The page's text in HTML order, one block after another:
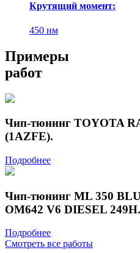
Крутящий момент:
450 нм
Примеры
работ
Чип-тюнинг TOYOTA
(1AZFE).
Подробнее
Чип-тюнинг ML 350
OM642 V6 DIESEL
Подробнее
Смотреть все работы